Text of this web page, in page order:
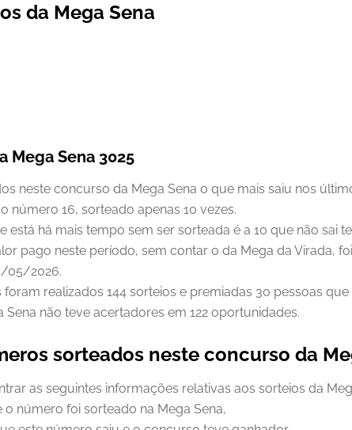
da Mega Sena
Mega Sena 3025
neste concurso da Mega Sena o que mais saiu nos
número 16, sorteado apenas 10 vezes.
está há mais tempo sem ser sorteada é a 10 que não sai
pago neste período, sem contar o da Mega da Virada,
05/2026.
foram realizados 144 sorteios e premiadas 30 pessoas
Sena não teve acertadores em 122 oportunidades.
sorteados neste concurso da
as seguintes informações relativas aos sorteios da
número foi sorteado na Mega Sena,